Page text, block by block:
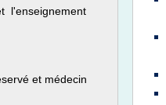
l'enseignement
et médecin